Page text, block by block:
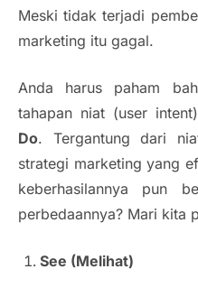
Meski tidak terjadi
marketing itu gagal.
Anda harus paham
tahapan niat (user
Do. Tergantung dari
strategi marketing yang
keberhasilannya pun
perbedaannya? Mari kita
See (Melihat)